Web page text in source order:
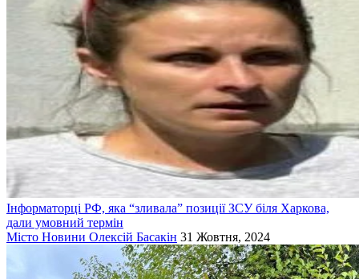
Інформаторці РФ, яка “зливала” позиції ЗСУ біля Харкова,
дали умовний термін
Місто Новини Олексій Басакін 31 Жовтня, 2024